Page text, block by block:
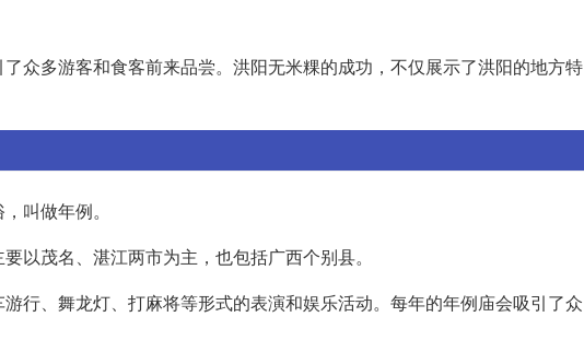
众多游客和食客前来品尝。洪阳无米粿的成功，不仅展示了洪阳的地方特
叫做年例。
以茂名、湛江两市为主，也包括广西个别县。
行、舞龙灯、打麻将等形式的表演和娱乐活动。每年的年例庙会吸引了众